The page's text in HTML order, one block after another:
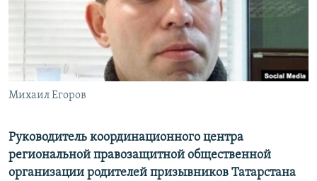
Все сайты РСЕ/РС
Михаил Егоров
Руководитель координационного центра
региональной правозащитной общественной
организации родителей призывников Татарстана